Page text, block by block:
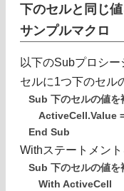
下のセルと同じ
サンプルマクロ
以下のSubプロシ
セルに1つ下のセル
Sub 下のセルの値を
ActiveCell.Value
End Sub
Withステートメン
Sub 下のセルの値
With ActiveCell